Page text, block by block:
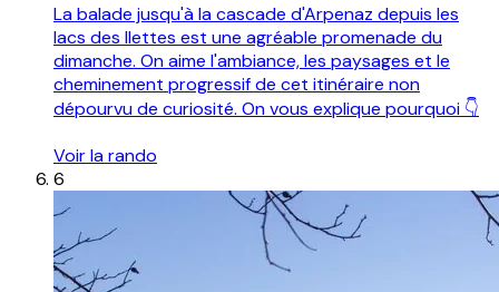
La balade jusqu'à la cascade d'Arpenaz depuis les
lacs des llettes est une agréable promenade du
dimanche. On aime l'ambiance, les paysages et le
cheminement progressif de cet itinéraire non
dépourvu de curiosité. On vous explique pourquoi 👇
Voir la rando
6